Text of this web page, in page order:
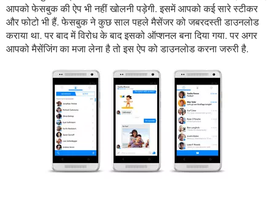
आपको फेसबुक की ऐप भी नहीं खोलनी पड़ेगी. इसमें आपको कई सारे स्टीकर
और फोटो भी हैं. फेसबुक ने कुछ साल पहले मैसेंजर को जबरदस्ती डाउनलोड
कराया था. पर बाद में विरोध के बाद इसको ऑप्शनल बना दिया गया. पर अगर
आपको मैसेंजिंग का मजा लेना है तो इस ऐप को डाउनलोड करना जरुरी है.